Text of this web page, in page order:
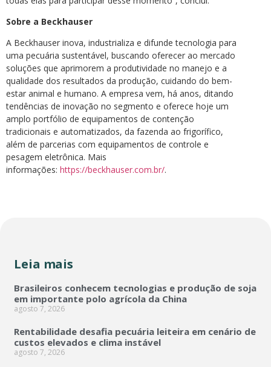
Sobre a Beckhauser
A Beckhauser inova, industrializa e difunde tecnologia para
uma pecuária sustentável, buscando oferecer ao mercado
soluções que aprimorem a produtividade no manejo e a
qualidade dos resultados da produção, cuidando do bem-
estar animal e humano. A empresa vem, há anos, ditando
tendências de inovação no segmento e oferece hoje um
amplo portfólio de equipamentos de contenção
tradicionais e automatizados, da fazenda ao frigorífico,
além de parcerias com equipamentos de controle e
pesagem eletrônica. Mais
informações: https://beckhauser.com.br/.
Leia mais
Brasileiros conhecem tecnologias e produção de soja
em importante polo agrícola da China
agosto 7, 2026
Rentabilidade desafia pecuária leiteira em cenário de
custos elevados e clima instável
agosto 7, 2026